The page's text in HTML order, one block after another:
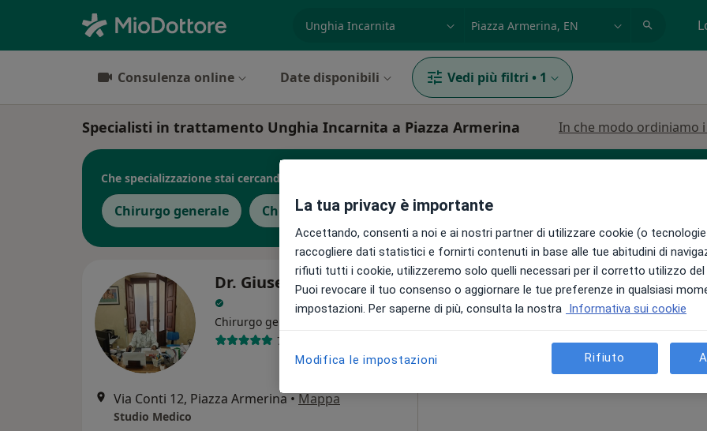
Consulenza online Date disponibili Vedi più filtri • 1
Specialisti in trattamento Unghia Incarnita a Piazza Armerina In che modo ordiniamo
Che specializzazione stai cercando?
Chirurgo generale Chirurgo
Dr. Giuseppe La Mattina
Chirurgo generale, Chirurgo
7 recensioni
Via Conti 12, Piazza Armerina•Mappa
Studio Medico
Oggi
8 Ago
Domani
9 Ago
Lun,
10 Ago 11 Ago
Non ci sono agende disponibili!
Chiedi di attivare le prenotazioni
La tua privacy è importante
Accettando, consenti a noi e ai nostri partner di utilizzare cookie (o
raccogliere dati statistici e fornirti contenuti in base alle tue abitudini di
rifiuti tutti i cookie, utilizzeremo solo quelli necessari per il corretto utilizzo
Puoi revocare il tuo consenso o aggiornare le tue preferenze in qualsiasi
impostazioni. Per saperne di più, consulta la nostra Informativa sui cookie
Modifica le impostazioni Rifiuto